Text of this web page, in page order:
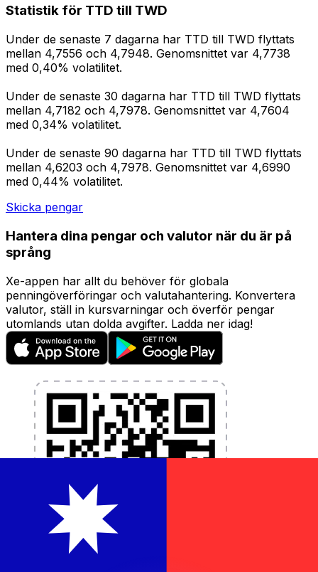
Statistik för TTD till TWD
Under de senaste 7 dagarna har TTD till TWD flyttats
mellan 4,7556 och 4,7948. Genomsnittet var 4,7738
med 0,40% volatilitet.
Under de senaste 30 dagarna har TTD till TWD flyttats
mellan 4,7182 och 4,7978. Genomsnittet var 4,7604
med 0,34% volatilitet.
Under de senaste 90 dagarna har TTD till TWD flyttats
mellan 4,6203 och 4,7978. Genomsnittet var 4,6990
med 0,44% volatilitet.
Skicka pengar
Hantera dina pengar och valutor när du är på
språng
Xe-appen har allt du behöver för globala
penningöverföringar och valutahantering. Konvertera
valutor, ställ in kursvarningar och överför pengar
utomlands utan dolda avgifter. Ladda ner idag!